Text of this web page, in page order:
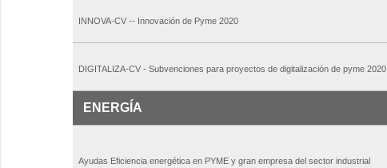
INNOVA-CV -- Innovación de Pyme 2020
DIGITALIZA-CV - Subvenciones para proyectos de digitalización de pyme 2020
ENERGÍA
Ayudas Eficiencia energética en PYME y gran empresa del sector industrial